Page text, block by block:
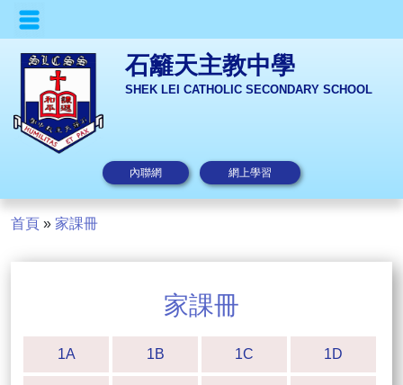
石籬天主教中學
SHEK LEI CATHOLIC SECONDARY SCHOOL
內聯網 網上學習
首頁 » 家課冊
家課冊
1A 1B 1C 1D